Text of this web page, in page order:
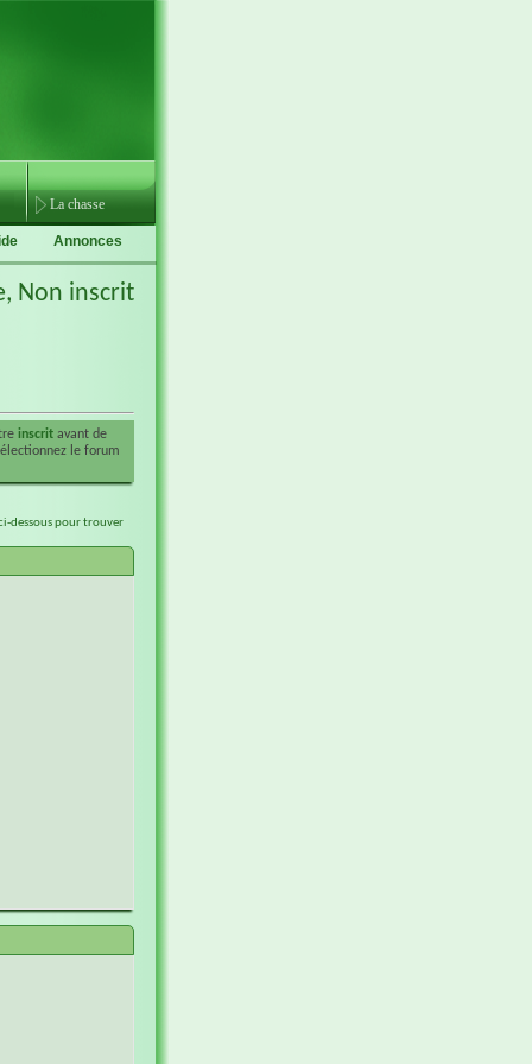
La chasse
Annonces
Non inscrit
inscrit avant de
le forum
dessous pour trouver